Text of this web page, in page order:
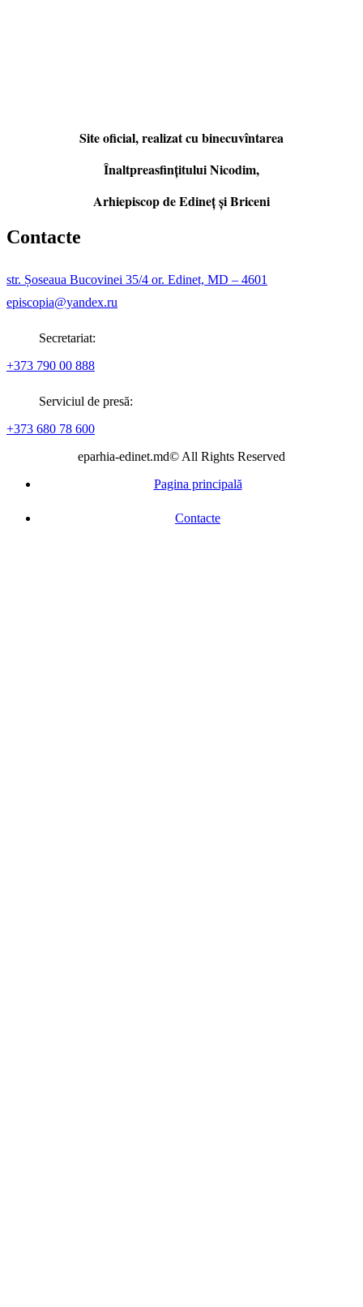
Site oficial, realizat cu binecuvîntarea
Înaltpreasfințitului Nicodim,
Arhiepiscop de Edineţ şi Briceni
Contacte
str. Șoseaua Bucovinei 35/4 or. Edinet, MD – 4601
episcopia@yandex.ru
Secretariat:
+373 790 00 888
Serviciul de presă:
+373 680 78 600
eparhia-edinet.md© All Rights Reserved
Pagina principală
Contacte